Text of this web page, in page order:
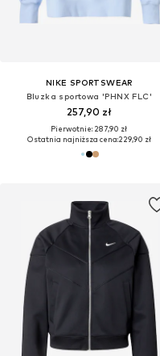
NIKE SPORTSWEAR
Bluzka sportowa 'PHNX FLC'
257,90 zł
Pierwotnie: 287,90 zł
Ostatnia najniższa cena:229,90 zł